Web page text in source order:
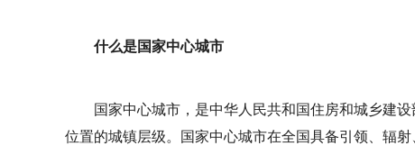
什么是国家中心城市
国家中心城市，是中华人民共和国住房和城乡建
位置的城镇层级。国家中心城市在全国具备引领、辐